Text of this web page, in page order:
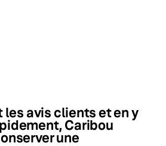
les avis clients et en y
Caribou
une